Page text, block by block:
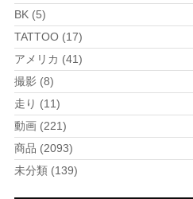
BK (5)
TATTOO (17)
アメリカ (41)
撮影 (8)
走り (11)
動画 (221)
商品 (2093)
未分類 (139)